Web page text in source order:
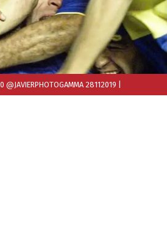
@JAVIERPHOTOGAMMA 28112019